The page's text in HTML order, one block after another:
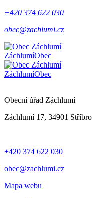
+420 374 622 030
obec@zachlumi.cz
ZáchlumíObec
ZáchlumíObec
Obecní úřad Záchlumí
Záchlumí 17, 34901 Stříbro
+420 374 622 030
obec@zachlumi.cz
Mapa webu